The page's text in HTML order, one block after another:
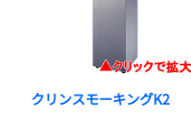
クリンスモーキングK2